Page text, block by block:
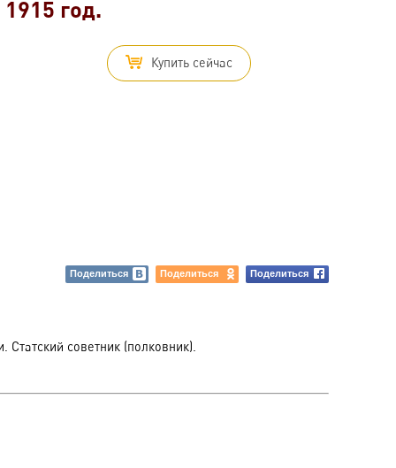
год.
Купить сейчас
Поделиться Поделиться Поделиться
советник (полковник).